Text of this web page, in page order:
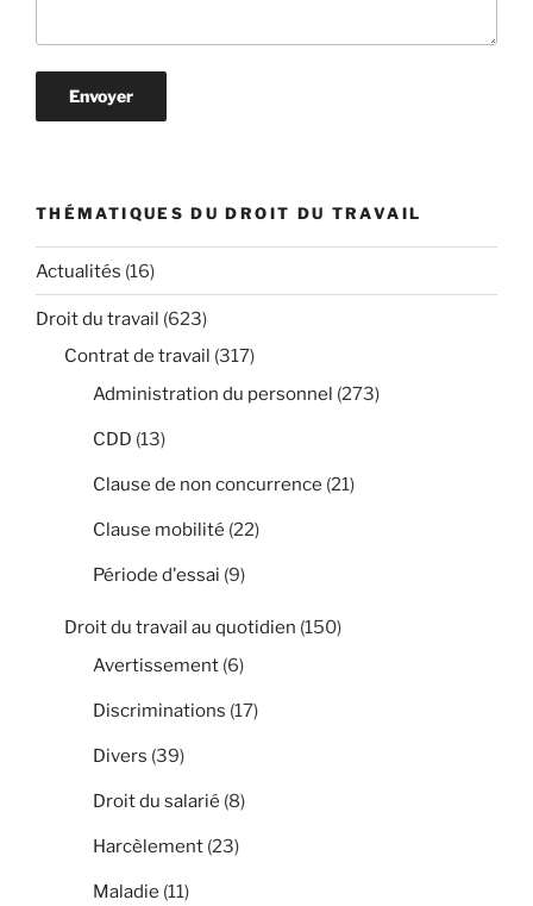
THÉMATIQUES DU DROIT DU TRAVAIL
Actualités (16)
Droit du travail (623)
Contrat de travail (317)
Administration du personnel (273)
CDD (13)
Clause de non concurrence (21)
Clause mobilité (22)
Période d'essai (9)
Droit du travail au quotidien (150)
Avertissement (6)
Discriminations (17)
Divers (39)
Droit du salarié (8)
Harcèlement (23)
Maladie (11)